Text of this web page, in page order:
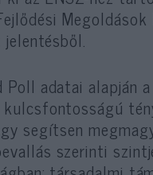
Poll adatai alapján a
segítsen
szerinti